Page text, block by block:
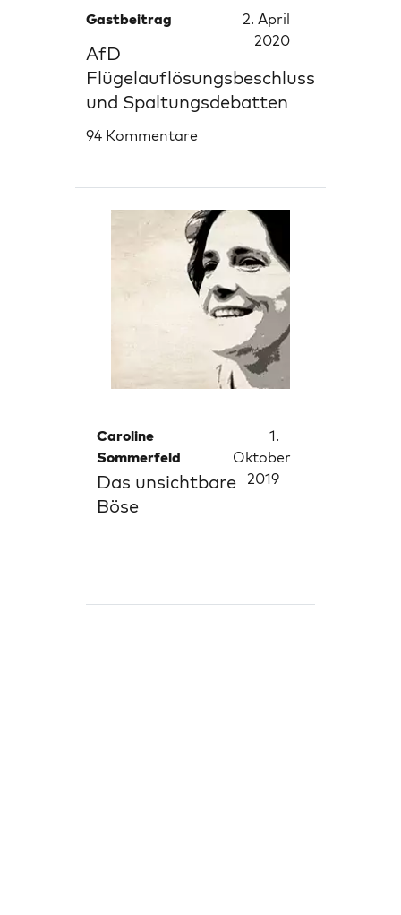
Gastbeitrag
2. April
2020
AfD –
Flügelauflösungsbeschluss
und Spaltungsdebatten
94 Kommentare
Caroline
Sommerfeld
1.
Oktober
2019
Das unsichtbare
Böse